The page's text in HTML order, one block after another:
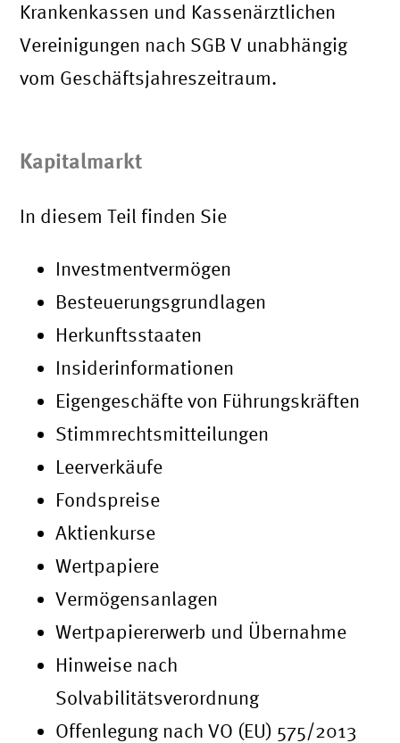
Krankenkassen und Kassenärztlichen
Vereinigungen nach SGB V unabhängig
vom Geschäftsjahreszeitraum.
Kapitalmarkt
In diesem Teil finden Sie
Investmentvermögen
Besteuerungsgrundlagen
Herkunftsstaaten
Insiderinformationen
Eigengeschäfte von Führungskräften
Stimmrechtsmitteilungen
Leerverkäufe
Fondspreise
Aktienkurse
Wertpapiere
Vermögensanlagen
Wertpapiererwerb und Übernahme
Hinweise nach
Solvabilitätsverordnung
Offenlegung nach VO (EU) 575/2013